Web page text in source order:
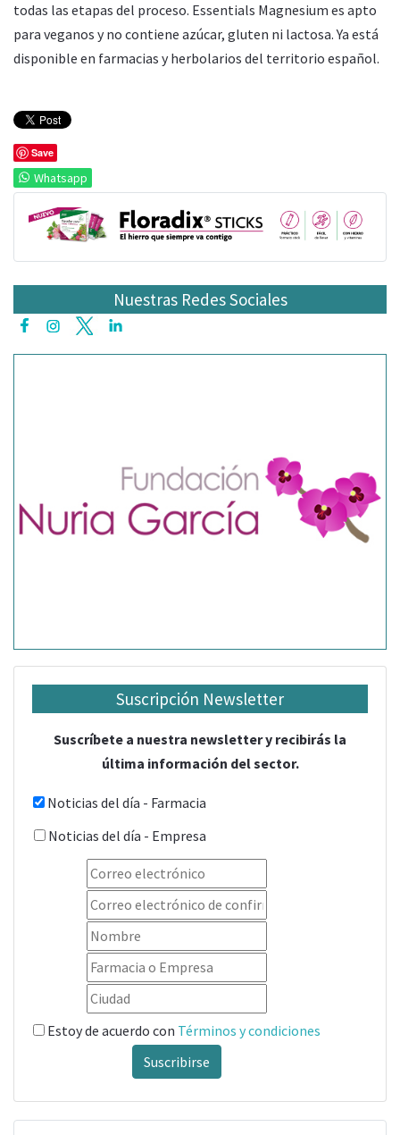
todas las etapas del proceso. Essentials Magnesium es apto
para veganos y no contiene azúcar, gluten ni lactosa. Ya está
disponible en farmacias y herbolarios del territorio español.
Save
Whatsapp
Nuestras Redes Sociales
Suscripción Newsletter
Suscríbete a nuestra newsletter y recibirás la
última información del sector.
Noticias del día - Farmacia
Noticias del día - Empresa
Estoy de acuerdo con Términos y condiciones
Suscribirse